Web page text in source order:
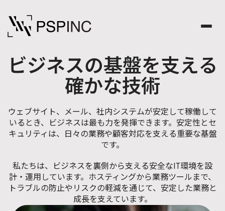
ビジネスの基盤を支える
確かな技術
ウェブサイト、メール、社内システムが安定して稼働して
いるとき、ビジネスは最も力を発揮できます。安定性とセ
キュリティは、日々の業務や顧客対応を支える重要な基盤
です。
私たちは、ビジネスを裏側から支える安全なIT環境を設
計・運用しています。ホスティングから業務ツールまで、
トラブルの防止やリスクの軽減を通じて、安定した業務と
成長を支えています。